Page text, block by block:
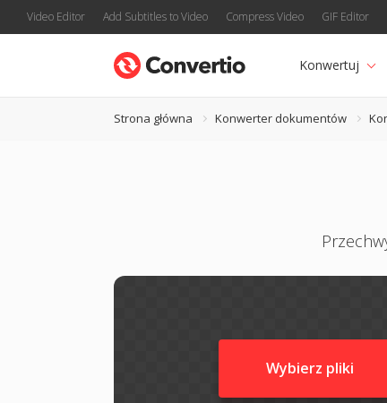
Video Editor Add Subtitles to Video Compress Video GIF Editor
Konwertuj
Strona główna Konwerter dokumentów
Wybierz pliki